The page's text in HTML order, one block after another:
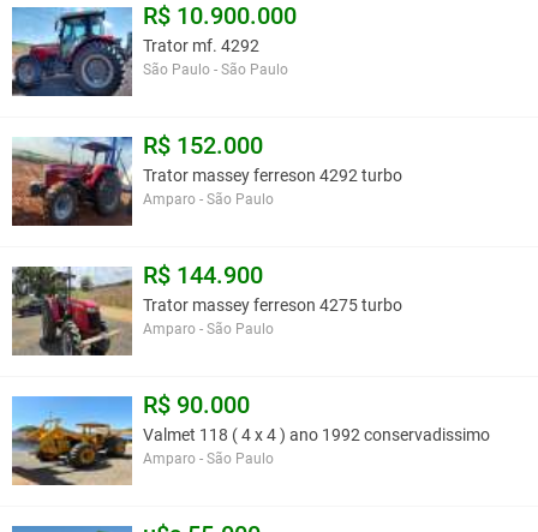
R$ 10.900.000
Trator mf. 4292
São Paulo - São Paulo
R$ 152.000
Trator massey ferreson 4292 turbo
Amparo - São Paulo
R$ 144.900
Trator massey ferreson 4275 turbo
Amparo - São Paulo
R$ 90.000
Valmet 118 ( 4 x 4 ) ano 1992 conservadissimo
Amparo - São Paulo